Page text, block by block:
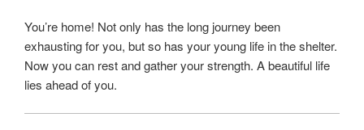
You’re home! Not only has the long journey been
exhausting for you, but so has your young life in the shelter.
Now you can rest and gather your strength. A beautiful life
lies ahead of you.